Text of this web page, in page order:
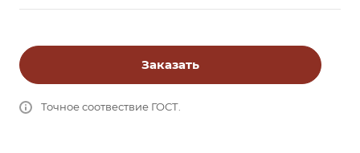
Заказать
Точное соотвествие ГОСТ.